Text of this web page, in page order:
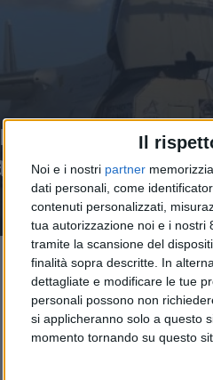
Il
Noi e i nostri partner
dati personali, come
contenuti personalizzati,
tua autorizzazione noi e i nostri
tramite la scansione del
finalità sopra descritte. In
dettagliate e modificare le tue
personali possono non
si applicheranno solo a questo
momento tornando su questo
un modulo
(FOTO)